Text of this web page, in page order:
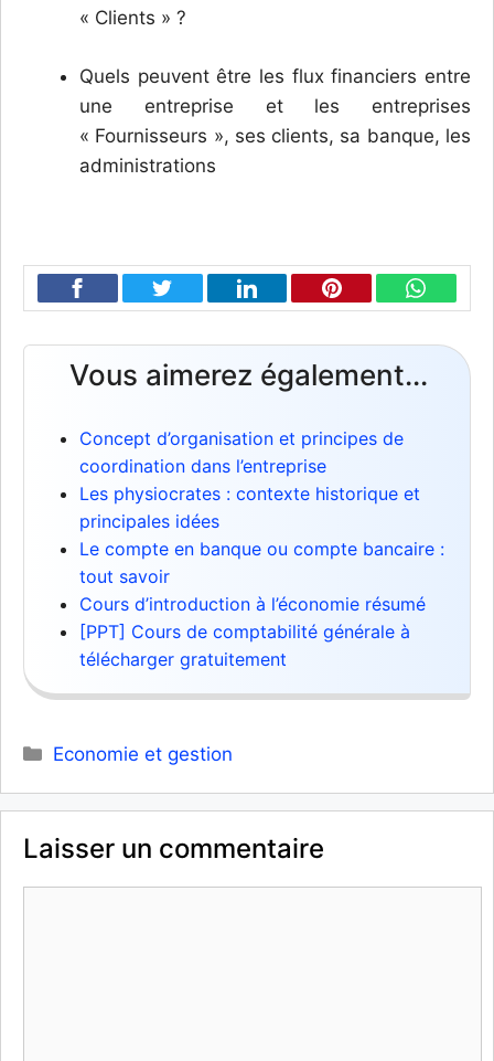
« Clients » ?
Quels peuvent être les flux financiers entre
une entreprise et les entreprises
« Fournisseurs », ses clients, sa banque, les
administrations
Vous aimerez également...
Concept d’organisation et principes de
coordination dans l’entreprise
Les physiocrates : contexte historique et
principales idées
Le compte en banque ou compte bancaire :
tout savoir
Cours d’introduction à l’économie résumé
[PPT] Cours de comptabilité générale à
télécharger gratuitement
Catégories
Economie et gestion
Laisser un commentaire